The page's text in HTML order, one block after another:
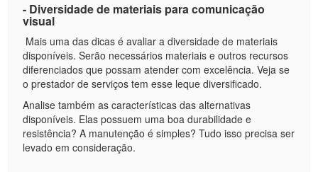
- Diversidade de materiais para comunicação
visual
Mais uma das dicas é avaliar a diversidade de materiais
disponíveis. Serão necessários materiais e outros recursos
diferenciados que possam atender com excelência. Veja se
o prestador de serviços tem esse leque diversificado.
Analise também as características das alternativas
disponíveis. Elas possuem uma boa durabilidade e
resistência? A manutenção é simples? Tudo isso precisa ser
levado em consideração.